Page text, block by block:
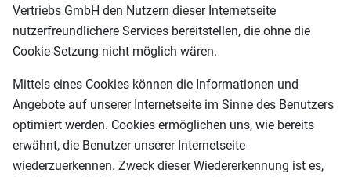
Vertriebs GmbH den Nutzern dieser Internetseite
nutzerfreundlichere Services bereitstellen, die ohne die
Cookie-Setzung nicht möglich wären.
Mittels eines Cookies können die Informationen und
Angebote auf unserer Internetseite im Sinne des Benutzers
optimiert werden. Cookies ermöglichen uns, wie bereits
erwähnt, die Benutzer unserer Internetseite
wiederzuerkennen. Zweck dieser Wiedererkennung ist es,